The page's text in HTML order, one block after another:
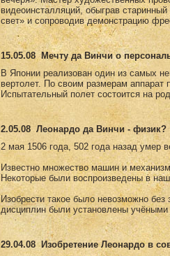
видеоинсталляций, обыграв
свет» и сопроводив демонстрацию
15.05.08 Мечту да Винчи о
В Японии реализован один из самых
вертолет. По своим размерам
Испытательный полет состоится на
2.05.08 Леонардо да Винчи - физик?
2 мая 1506 года, 502 года назад умер
Известно множество машин и
Некоторые были воспроизведены в
Изобрести такое было невозможно
дисциплин были установлены
29.04.08
Изобретение Леонардо в